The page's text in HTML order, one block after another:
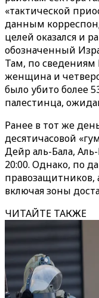
«тактической
данным
целей оказался и
обозначенный
Там, по сведениям
женщина и четверо
было убито более
палестинца,
Ранее в тот же
десятичасовой
Дейр аль-Бала,
20:00. Однако, по
правозащитников,
включая зоны
ЧИТАЙТЕ ТАКЖЕ